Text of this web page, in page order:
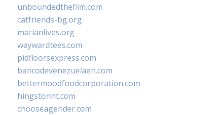
unboundedthefilm.com
catfriends-bg.org
marianlives.org
waywardtees.com
pidfloorsexpress.com
bancodevenezuelaen.com
bettermoodfoodcorporation.com
hingstonnt.com
chooseagender.com